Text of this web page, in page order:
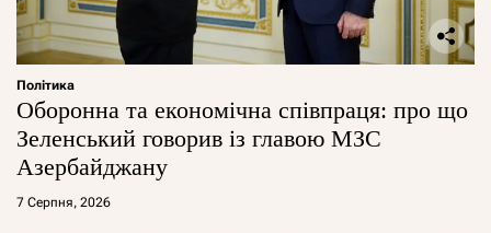
Політика
Оборонна та економічна співпраця: про що
Зеленський говорив із главою МЗС
Азербайджану
7 Серпня, 2026